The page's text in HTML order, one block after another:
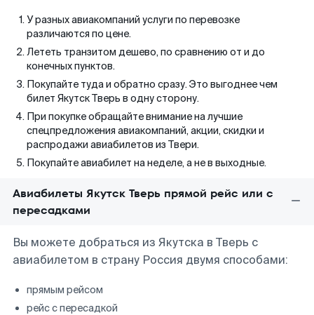
У разных авиакомпаний услуги по перевозке
различаются по цене.
Лететь транзитом дешево, по сравнению от и до
конечных пунктов.
Покупайте туда и обратно сразу. Это выгоднее чем
билет Якутск Тверь в одну сторону.
При покупке обращайте внимание на лучшие
спецпредложения авиакомпаний, акции, скидки и
распродажи авиабилетов из Твери.
Покупайте авиабилет на неделе, а не в выходные.
Авиабилеты Якутск Тверь прямой рейс или с
пересадками
Вы можете добраться из Якутска в Тверь с
авиабилетом в страну Россия двумя способами:
прямым рейсом
рейс с пересадкой